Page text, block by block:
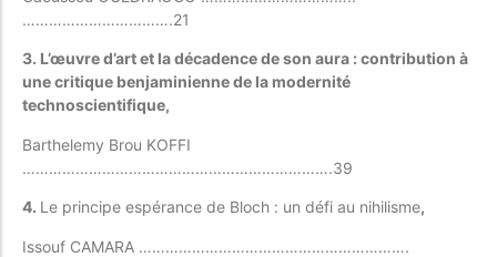
…………………………….21
3. L’œuvre d’art et la décadence de son aura : contribution à
une critique benjaminienne de la modernité
technoscientifique,
Barthelemy Brou KOFFI
…………………………………………………………….39
4. Le principe espérance de Bloch : un défi au nihilisme,
Issouf CAMARA …………………………………………………….